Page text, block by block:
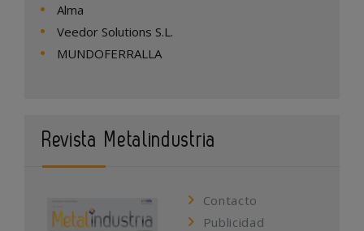
Alma
Veedor Solutions S.L.
MUNDOFERRALLA
Revista Metalindustria
Contacto
Publicidad